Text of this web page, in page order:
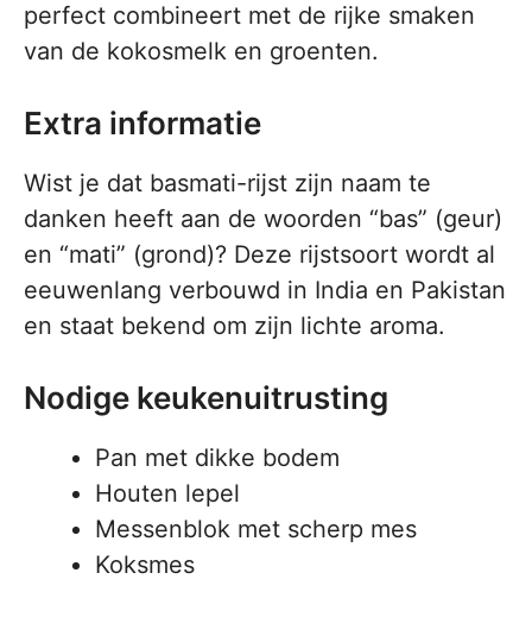
perfect combineert met de rijke smaken
van de kokosmelk en groenten.
Extra informatie
Wist je dat basmati-rijst zijn naam te
danken heeft aan de woorden “bas” (geur)
en “mati” (grond)? Deze rijstsoort wordt al
eeuwenlang verbouwd in India en Pakistan
en staat bekend om zijn lichte aroma.
Nodige keukenuitrusting
Pan met dikke bodem
Houten lepel
Messenblok met scherp mes
Koksmes